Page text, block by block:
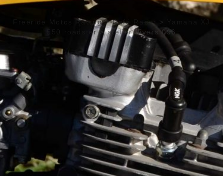
Freeride Motos Racing>Café Racer >
550 roadster >atelier divers 096